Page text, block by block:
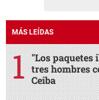
MÁS LEÍDAS
"Los paquetes
tres hombres
Ceiba